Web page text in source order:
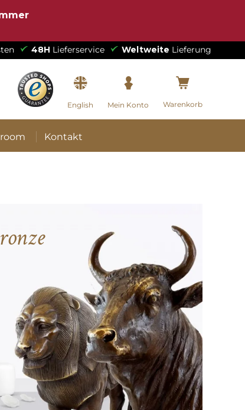
48H Lieferservice Weltweite Lieferung
English Mein Konto Warenkorb
Kontakt